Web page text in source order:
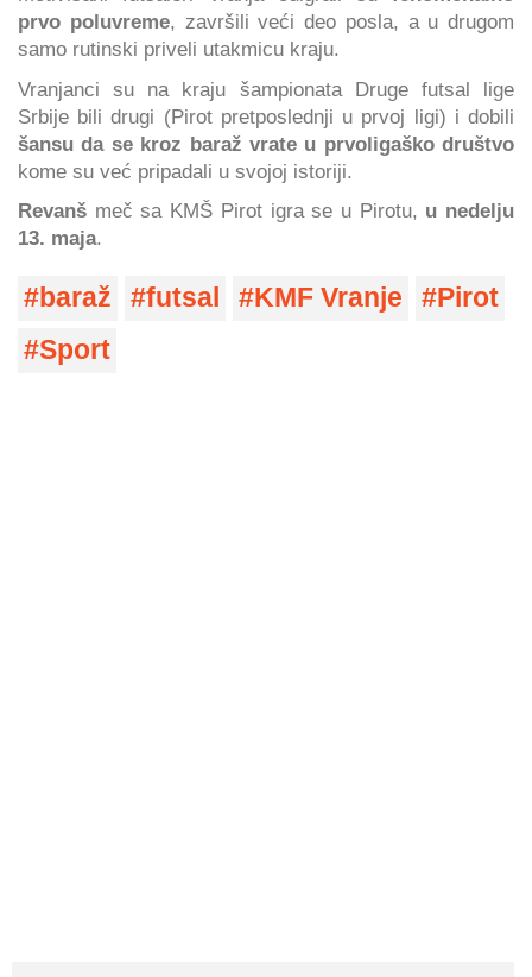
prvo poluvreme, završili veći deo posla, a u drugom
samo rutinski priveli utakmicu kraju.
Vranjanci su na kraju šampionata Druge futsal lige
Srbije bili drugi (Pirot pretposlednji u prvoj ligi) i dobili
šansu da se kroz baraž vrate u prvoligaško društvo
kome su već pripadali u svojoj istoriji.
Revanš meč sa KMŠ Pirot igra se u Pirotu, u nedelju
13. maja.
baraž futsal KMF Vranje
Pirot
Sport